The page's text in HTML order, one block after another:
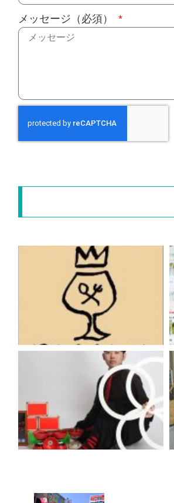
メッセージ（必須）